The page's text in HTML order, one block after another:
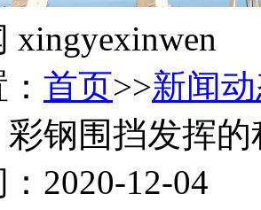
xingyexinwen
首页>>新闻
彩钢围挡发挥
2020-12-04